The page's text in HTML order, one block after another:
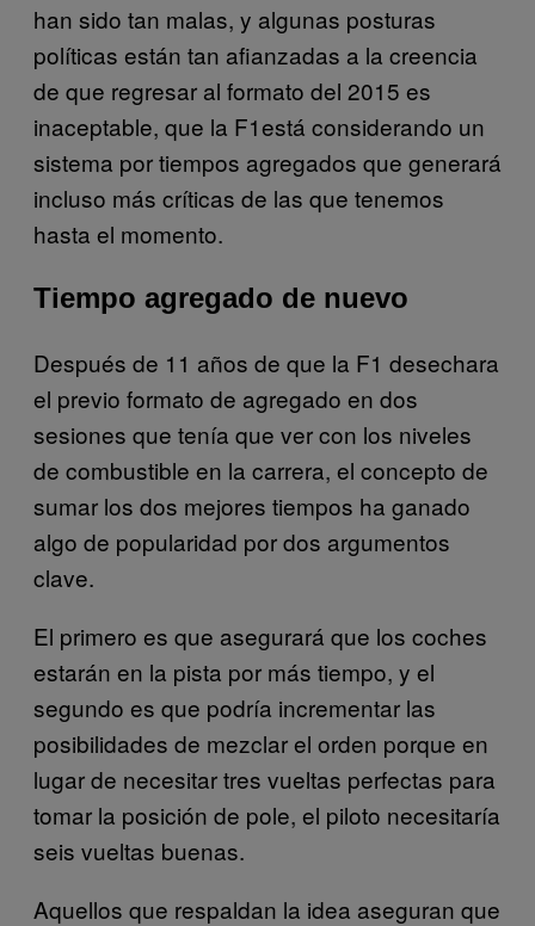
han sido tan malas, y algunas posturas
políticas están tan afianzadas a la creencia
de que regresar al formato del 2015 es
inaceptable, que la F1está considerando un
sistema por tiempos agregados que generará
incluso más críticas de las que tenemos
hasta el momento.
Tiempo agregado de nuevo
Después de 11 años de que la F1 desechara
el previo formato de agregado en dos
sesiones que tenía que ver con los niveles
de combustible en la carrera, el concepto de
sumar los dos mejores tiempos ha ganado
algo de popularidad por dos argumentos
clave.
El primero es que asegurará que los coches
estarán en la pista por más tiempo, y el
segundo es que podría incrementar las
posibilidades de mezclar el orden porque en
lugar de necesitar tres vueltas perfectas para
tomar la posición de pole, el piloto necesitaría
seis vueltas buenas.
Aquellos que respaldan la idea aseguran que